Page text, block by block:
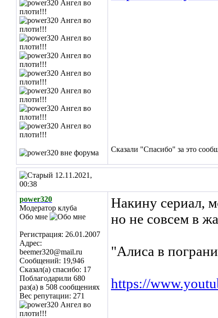
Сказали "Спасибо" за это
12.11.2021,
00:38
power320
Модератор клуба
Обо мне
Регистрация: 26.01.2007
Адрес:
beemer320@mail.ru
Сообщений: 19,946
Сказал(а) спасибо: 17
Поблагодарили 680
раз(а) в 508 сообщениях
Вес репутации: 271
Накину сериал,
но не совсем в
"Алиса в
https://